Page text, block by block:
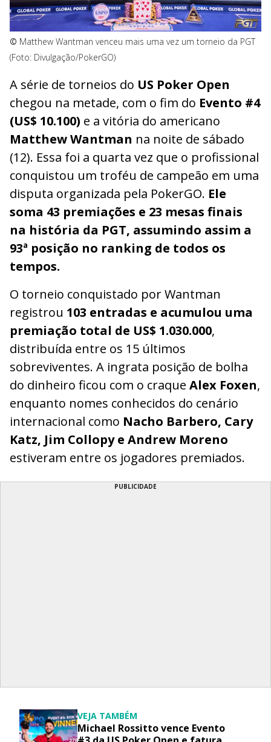
© Matthew Wantman venceu mais uma vez um torneio da PGT
(Foto: Divulgação/PokerGO)
A série de torneios do US Poker Open
chegou na metade, com o fim do Evento #4
(US$ 10.100) e a vitória do americano
Matthew Wantman na noite de sábado
(12). Essa foi a quarta vez que o profissional
conquistou um troféu de campeão em uma
disputa organizada pela PokerGO. Ele
soma 43 premiações e 23 mesas finais
na história da PGT, assumindo assim a
93ª posição no ranking de todos os
tempos.
O torneio conquistado por Wantman
registrou 103 entradas e acumulou uma
premiação total de US$ 1.030.000,
distribuída entre os 15 últimos
sobreviventes. A ingrata posição de bolha
do dinheiro ficou com o craque Alex Foxen,
enquanto nomes conhecidos do cenário
internacional como Nacho Barbero, Cary
Katz, Jim Collopy e Andrew Moreno
estiveram entre os jogadores premiados.
PUBLICIDADE
VEJA TAMBÉM
Michael Rossitto vence Evento